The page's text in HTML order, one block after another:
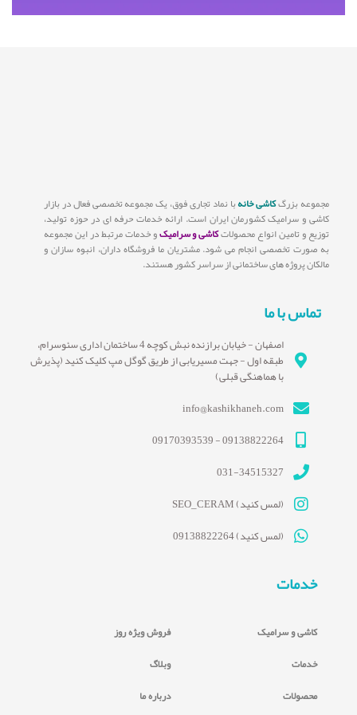
مجموعه بزرگکاشی خانهبا نماد تجاری فوق، یک مجموعه تخصصی فعال در بازار
کاشی و سرامیک کشورمان ایران است. ارائه خدمات حرفه ای در حوزه تولید،
توزیع و تامین انواع محصولاتکاشی و سرامیکو خدمات مرتبط در این مجموعه
به صورت تخصصی انجام می شود. مشتریان ما فروشگاه داران، انبوه سازان و
مالکان پروژه های ساختمانی از سراسر کشور هستند.
تماس با ما
اصفهان - خیابان برازنده نبش کوچه 4 ساختمان اداری سئوسرام،
طبقه اول - جهت مسیریابی از طریق گوگل مپ کلیک کنید (پذیرش
با هماهنگی قبلی)
info@kashikhaneh.com
09138822264 - 09170393539
031-34515327
(لمس کنید) SEO_CERAM
(لمس کنید) 09138822264
خدمات
کاشی و سرامیک
خدمات
محصولات
فروش ویژه روز
وبلاگ
درباره ما